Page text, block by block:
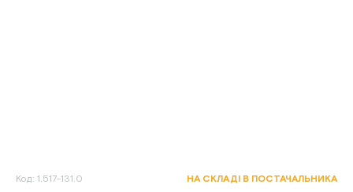
Код: 1.517-131.0 НА СКЛАДІ В ПОСТАЧАЛЬНИКА